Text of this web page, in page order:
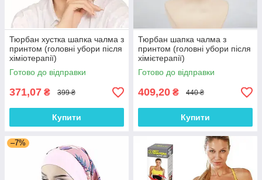
Тюрбан хустка шапка чалма з
принтом (головні убори після
хіміотерапії)
Готово до відправки
371,07 ₴ 399 ₴
Купити
Тюрбан шапка чалма з
принтом (головні убори після
хімієтерапії)
Готово до відправки
409,20 ₴ 440 ₴
Купити
–7%